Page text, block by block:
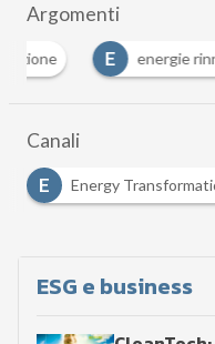
Argomenti
E
energie rinnovabili
Canali
E
Energy
ESG e business